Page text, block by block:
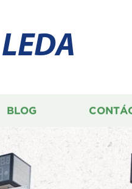
LEDA
BLOG